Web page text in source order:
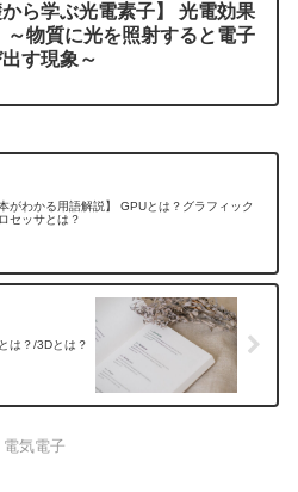
から学ぶ光電素子】 光電効果
～物質に光を照射すると電子
す現象～
本がわかる用語解説】 GPUとは？グラフィック
セッサとは？
は？/3Dとは？
電気電子